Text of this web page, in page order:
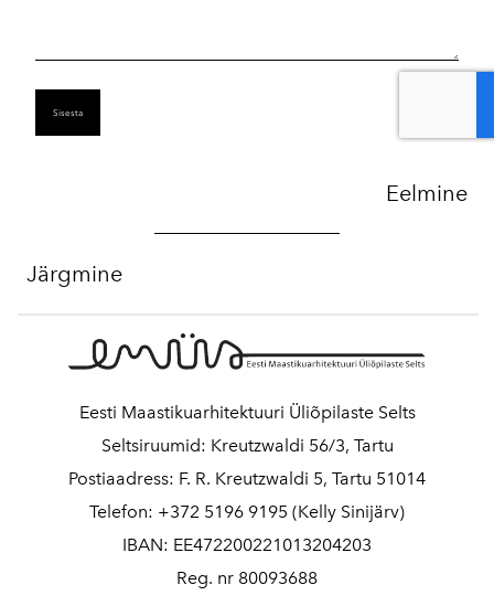
Eelmine
Järgmine
Eesti Maastikuarhitektuuri Üliõpilaste Selts
Seltsiruumid: Kreutzwaldi 56/3, Tartu
Postiaadress: F. R. Kreutzwaldi 5, Tartu 51014
Telefon: +372 5196 9195 (Kelly Sinijärv)
IBAN: EE472200221013204203
Reg. nr 80093688